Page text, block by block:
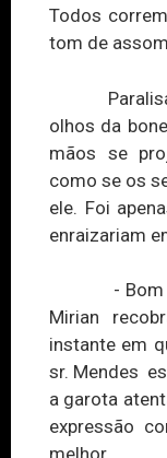
Todos
tom de
Paralisada
olhos da
mãos se
como se os
ele. Foi
enraizariam
- Bom dia,
Mirian
instante em
sr. Mendes
a garota
expressão
melhor.